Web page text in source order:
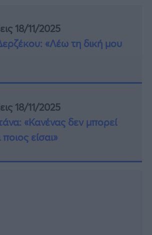
18/11/2025
«Λέω τη δική μου
18/11/2025
«Κανένας δεν μπορεί
είσαι»